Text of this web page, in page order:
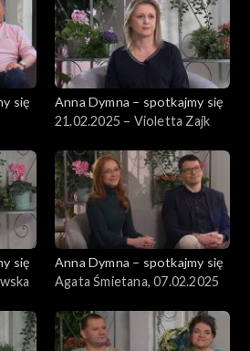
się
Anna Dymna – spotkajmy się
21.02.2025 – Violetta Zajk
się
Anna Dymna – spotkajmy się
Agata Śmietana, 07.02.2025